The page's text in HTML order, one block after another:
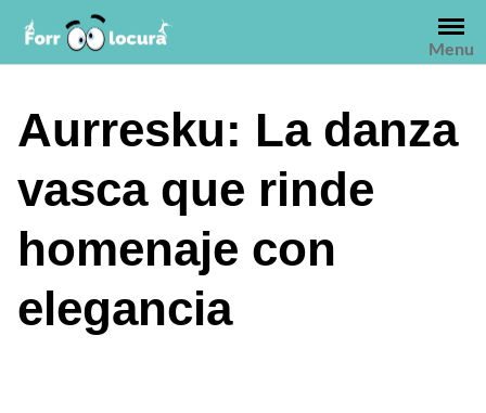
contenido
Menu
Aurresku: La danza
vasca que rinde
homenaje con
elegancia